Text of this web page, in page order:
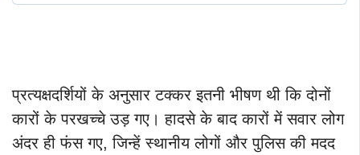
प्रत्यक्षदर्शियों के अनुसार टक्कर इतनी भीषण थी कि दोनों
कारों के परखच्चे उड़ गए। हादसे के बाद कारों में सवार लोग
अंदर ही फंस गए, जिन्हें स्थानीय लोगों और पुलिस की मदद